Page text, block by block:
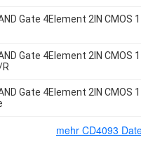
Gate 4Element 2IN CMOS
Gate 4Element 2IN CMOS
Gate 4Element 2IN CMOS
mehr CD4093